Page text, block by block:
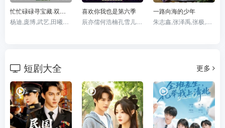
忙忙碌碌寻宝藏·双人成行季
喜欢你我也是第六季
辰亦儒何浩楠孔雪儿美娜王一珩张馨予
一路向海的少年
短剧大全 更多